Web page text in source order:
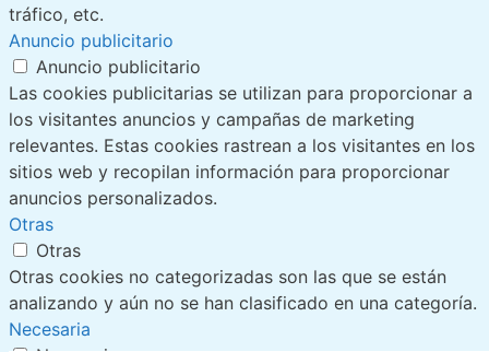
tráfico, etc.
Anuncio publicitario
Anuncio publicitario
Las cookies publicitarias se utilizan para proporcionar a
los visitantes anuncios y campañas de marketing
relevantes. Estas cookies rastrean a los visitantes en los
sitios web y recopilan información para proporcionar
anuncios personalizados.
Otras
Otras
Otras cookies no categorizadas son las que se están
analizando y aún no se han clasificado en una categoría.
Necesaria